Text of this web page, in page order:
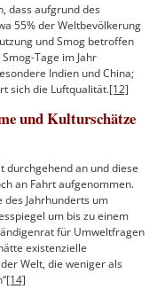
dass aufgrund des
55% der Weltbevölkerung
und Smog betroffen
Tage im Jahr
Indien und China;
sich die Luftqualität.[12]
und Kulturschätze
durchgehend an und diese
an Fahrt aufgenommen.
des Jahrhunderts um
um bis zu einem
für Umweltfragen
existenzielle
Welt, die weniger als
[14]